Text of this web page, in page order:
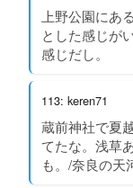
上野公園にあ
とした感じが
感じだし。
113: keren71
蔵前神社で夏
てたな。浅草
も。/奈良の天